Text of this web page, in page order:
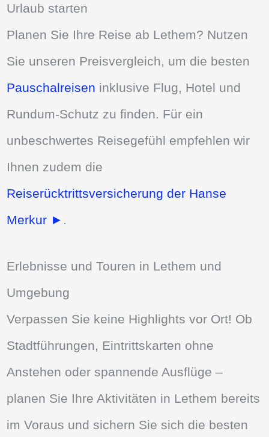
Urlaub starten
Planen Sie Ihre Reise ab Lethem? Nutzen
Sie unseren Preisvergleich, um die besten
Pauschalreisen inklusive Flug, Hotel und
Rundum-Schutz zu finden. Für ein
unbeschwertes Reisegefühl empfehlen wir
Ihnen zudem die
Reiserücktrittsversicherung der Hanse
Merkur ► .
Erlebnisse und Touren in Lethem und
Umgebung
Verpassen Sie keine Highlights vor Ort! Ob
Stadtführungen, Eintrittskarten ohne
Anstehen oder spannende Ausflüge –
planen Sie Ihre Aktivitäten in Lethem bereits
im Voraus und sichern Sie sich die besten